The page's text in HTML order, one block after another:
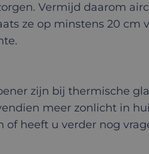
Vermijd daarom
ze op minstens 20 cm
zijn bij thermische
meer zonlicht in
heeft u verder nog